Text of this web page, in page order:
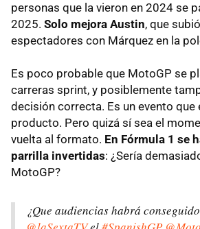
personas que la vieron en 2024 se
2025. Solo mejora Austin, que
espectadores con Márquez en la
Es poco probable que MotoGP se
carreras sprint, y posiblemente
decisión correcta. Es un evento que
producto. Pero quizá sí sea el
vuelta al formato. En Fórmula 1 se
parrilla invertidas: ¿Sería
MotoGP?
¿Que audiencias habrá